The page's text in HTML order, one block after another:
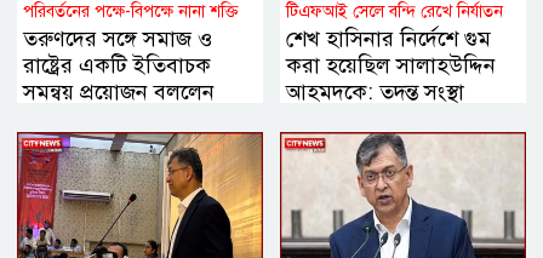
পরিবর্তনের পক্ষে-বিপক্ষে নানা শক্তি
তরুণদের সঙ্গে সমাজ ও
রাষ্ট্রের একটি ইতিবাচক
সমন্বয় প্রয়োজন বললেন
টিএফআই সেলে বন্দি রেখে নির্যাতন
শেখ হাসিনার নির্দেশে গুম
করা হয়েছিল সালাহউদ্দিন
আহমদকে: তদন্ত সংস্থা